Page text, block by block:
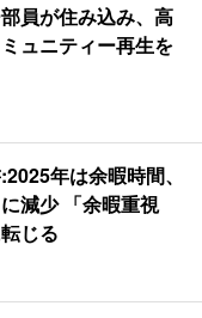
員が住み込み、高
ュニティー再生を
年は余暇時間、
減少 「余暇重視
じる